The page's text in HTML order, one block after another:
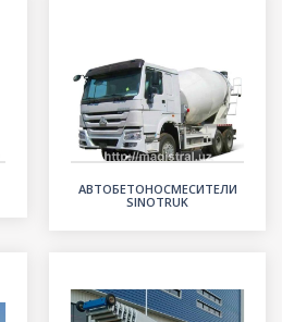
АВТОБЕТОНОСМЕСИТЕЛИ
SINOTRUK